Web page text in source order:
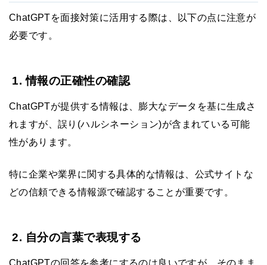
ChatGPTを面接対策に活用する際は、以下の点に注意が
必要です。
1. 情報の正確性の確認
ChatGPTが提供する情報は、膨大なデータを基に生成さ
れますが、誤り(ハルシネーション)が含まれている可能
性があります。
特に企業や業界に関する具体的な情報は、公式サイトな
どの信頼できる情報源で確認することが重要です。
2. 自分の言葉で表現する
ChatGPTの回答を参考にするのは良いですが、そのまま